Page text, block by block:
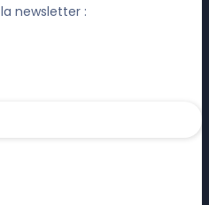
newsletter :